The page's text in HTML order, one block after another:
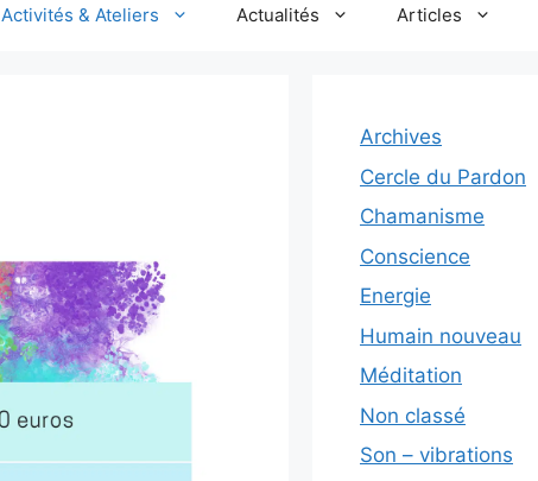
Activités & Ateliers Actualités Articles
Archives
Cercle du Pardon
Chamanisme
Conscience
Energie
Humain nouveau
Méditation
Non classé
Son – vibrations